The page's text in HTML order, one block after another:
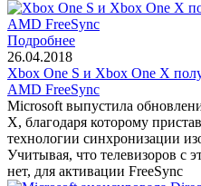
Подробнее
26.04.2018
Xbox One S и Xbox One X
AMD FreeSync
Microsoft выпустила
X, благодаря которому
технологии синхронизации
Учитывая, что телевизоров с
нет, для активации FreeSync